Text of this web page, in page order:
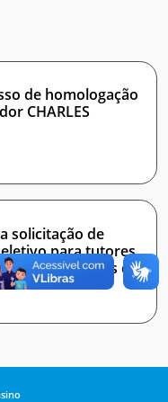
de homologação
CHARLES
solicitação de
para tutores
cursos técnicos do